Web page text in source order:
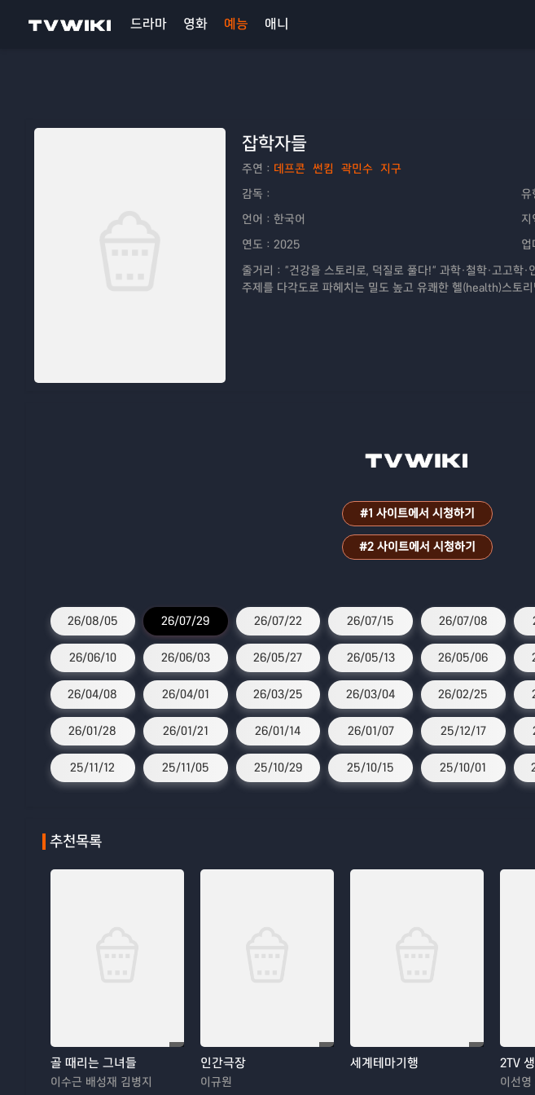
드라마 영화 예능 애니
잡학자들
주연： 데프콘 썬킴 곽민수 지구
감독：
유
언어： 한국어 지
연도： 2025 업
줄거리： “건강을 스토리로, 덕질로 풀다!” 과학·철학·고고학
주제를 다각도로 파헤치는 밀도 높고 유쾌한 헬(health)스토리
#1 사이트에서 시청하기
#2 사이트에서 시청하기
26/08/05 26/07/29 26/07/22 26/07/15 26/07/08
26/06/10 26/06/03 26/05/27 26/05/13 26/05/06
26/04/08 26/04/01 26/03/25 26/03/04 26/02/25
26/01/28 26/01/21 26/01/14 26/01/07 25/12/17
25/11/12 25/11/05 25/10/29 25/10/15 25/10/01
추천목록
골 때리는 그녀들
이수근 배성재 김병지
인간극장
이규원
세계테마기행 2TV
이선